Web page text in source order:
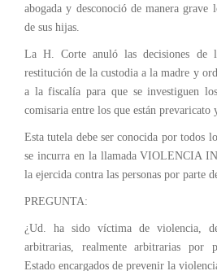
abogada y desconoció de manera grave
de sus hijas.
La H. Corte anuló las decisiones de
restitución de la custodia a la madre y
a la fiscalía para que se investiguen
comisaria entre los que están prevaricato
Esta tutela debe ser conocida por todos
se incurra en la llamada VIOLENCIA
la ejercida contra las personas por parte
PREGUNTA:
¿Ud. ha sido víctima de violencia,
arbitrarias, realmente arbitrarias por
Estado encargados de prevenir la